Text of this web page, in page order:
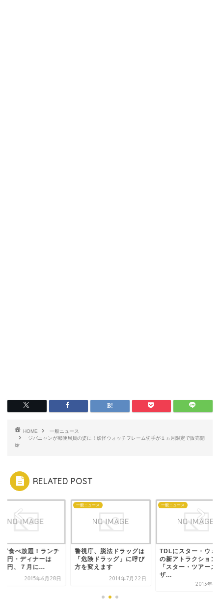
HOME
一般ニュース
ジバニャンが郵便局員の姿に！妖怪ウォッチフレーム切手が１ヵ月限定で販売開
始
RELATED POST
ぎ食べ放題！ランチ
円・ディナーは
円、７月に...
2015年6月28日
一般ニュース
警視庁、脱法ドラッグは
「危険ドラッグ」に呼び
方を変えます
2014年7月22日
一般ニュース
TDLにスター・ウォ
の新アトラクション
「スター・ツアーズ
ザ...
2013年4